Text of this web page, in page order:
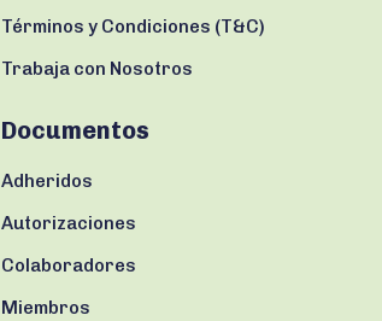
Términos y Condiciones (T&C)
Trabaja con Nosotros
Documentos
Adheridos
Autorizaciones
Colaboradores
Miembros